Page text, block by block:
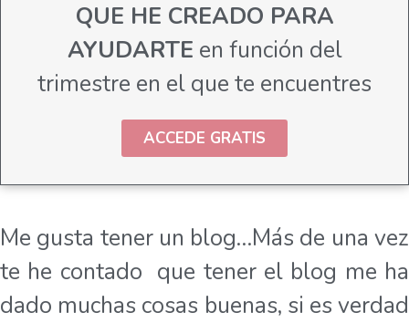
QUE HE CREADO PARA
AYUDARTE en función del
trimestre en el que te encuentres
ACCEDE GRATIS
Me gusta tener un blog…Más de una vez
te he contado que tener el blog me ha
dado muchas cosas buenas, si es verdad